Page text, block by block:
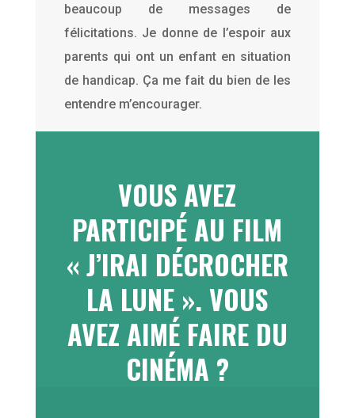
beaucoup de messages de
félicitations. Je donne de l’espoir aux
parents qui ont un enfant en situation
de handicap. Ça me fait du bien de les
entendre m’encourager.
VOUS AVEZ
PARTICIPÉ AU FILM
« J’IRAI DÉCROCHER
LA LUNE ». VOUS
AVEZ AIMÉ FAIRE DU
CINÉMA ?